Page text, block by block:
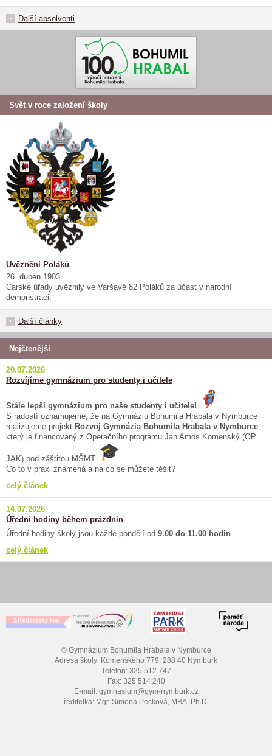
Další absolventi
Svět v roce založení školy
Uvěznění Poláků
26. duben 1903
Carské úřady uvěznily ve Varšavě 82 Poláků za účast v národní
demonstraci.
Další články
Nejčtenější
20.07.2026
Rozvíjíme gymnázium pro studenty i učitele
Stále lepší gymnázium pro naše studenty i učitele!
S radostí oznamujeme, že na Gymnáziu Bohumila Hrabala v Nymburce
realizujeme projekt Rozvoj Gymnázia Bohumila Hrabala v Nymburce
který je financovaný z Operačního programu Jan Amos Komenský (OP
JAK) pod záštitou MŠMT.
Co to v praxi znamená a na co se můžete těšit?
celý článek
14.07.2026
Úřední hodiny během prázdnin
Úřední hodiny školy jsou každé pondělí od 9.00 do 11.00 hodin
celý článek
© Gymnázium Bohumila Hrabala v Nymburce
Adresa školy: Komenského 779, 288 40 Nymburk
Telefon: 325 512 747
Fax: 325 514 240
E-mail: gymnasium@gym-nymburk.cz
ředitelka: Mgr. Simona Pecková, MBA, Ph.D.